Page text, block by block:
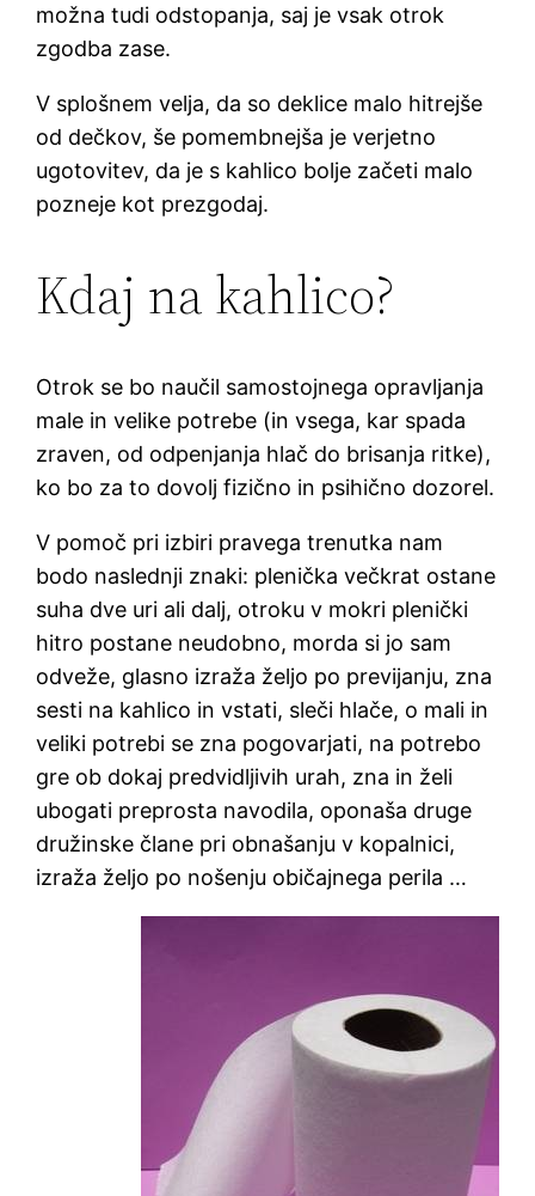
možna tudi odstopanja, saj je vsak otrok
zgodba zase.
V splošnem velja, da so deklice malo hitrejše
od dečkov, še pomembnejša je verjetno
ugotovitev, da je s kahlico bolje začeti malo
pozneje kot prezgodaj.
Kdaj na kahlico?
Otrok se bo naučil samostojnega opravljanja
male in velike potrebe (in vsega, kar spada
zraven, od odpenjanja hlač do brisanja ritke),
ko bo za to dovolj fizično in psihično dozorel.
V pomoč pri izbiri pravega trenutka nam
bodo naslednji znaki: plenička večkrat ostane
suha dve uri ali dalj, otroku v mokri plenički
hitro postane neudobno, morda si jo sam
odveže, glasno izraža željo po previjanju, zna
sesti na kahlico in vstati, sleči hlače, o mali in
veliki potrebi se zna pogovarjati, na potrebo
gre ob dokaj predvidljivih urah, zna in želi
ubogati preprosta navodila, oponaša druge
družinske člane pri obnašanju v kopalnici,
izraža željo po nošenju običajnega perila …